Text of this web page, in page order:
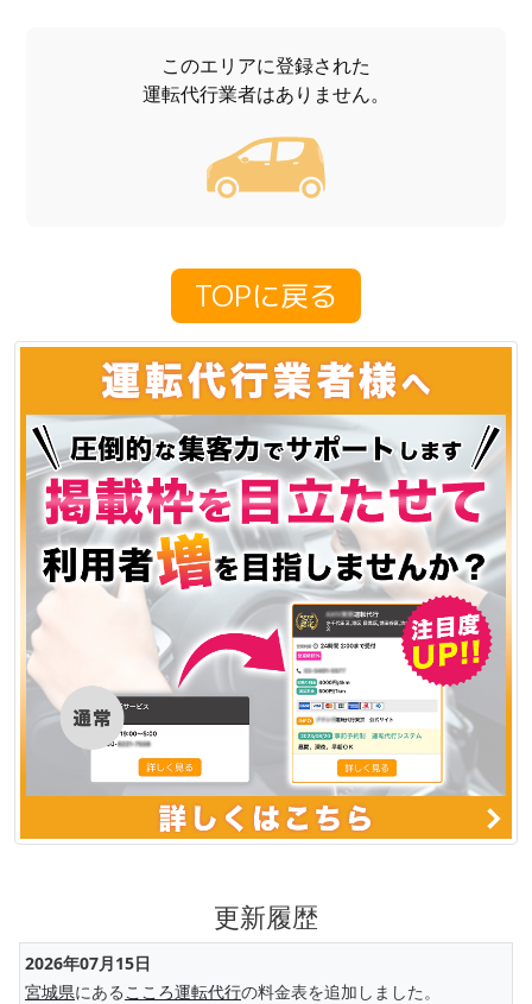
このエリアに登録された
運転代行業者はありません。
TOPに戻る
更新履歴
2026年07月15日
宮城県にある こころ運転代行の料金表を追加しました。